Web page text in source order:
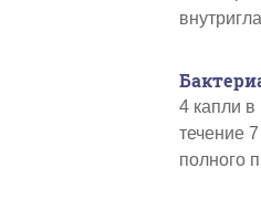
4 капли
течение
полного